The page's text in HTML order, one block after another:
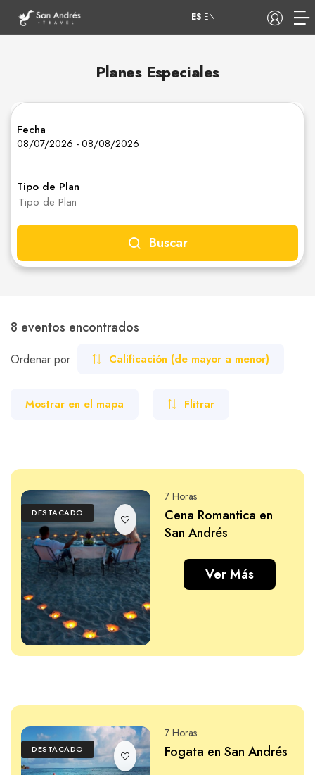
Tours
Carros
Paquetes Planes
WhatsApp
COP
ES EN
Planes Especiales
Fecha
08/07/2026 - 08/08/2026
Tipo de Plan
Pasadía
Grupos
Familiar
Buscar
8 eventos encontrados
Ordenar por: Calificación (de mayor a menor)
Mostrar en el mapa Flitrar
DESTACADO
7 Horas
Cena Romantica en
San Andrés
Ver Más
DESTACADO
7 Horas
Fogata en San Andrés